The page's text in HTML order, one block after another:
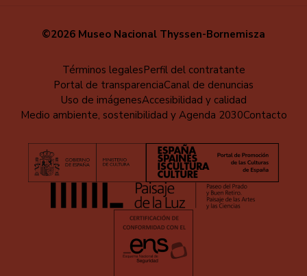
©2026 Museo Nacional Thyssen-Bornemisza
pie
Términos legalesPerfil del contratante
Portal de transparenciaCanal de denuncias
Uso de imágenesAccesibilidad y calidad
Medio ambiente, sostenibilidad y Agenda 2030Contacto